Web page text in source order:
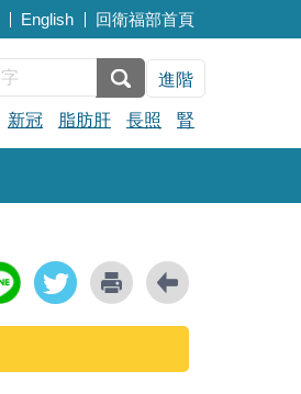
English 回衛福部首頁
進階
新冠 脂肪肝 長照 腎